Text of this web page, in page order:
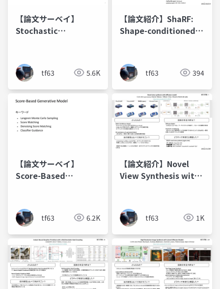
【論文サーベイ】
Stochastic
Diffusion Models
tf63 5.6K
【論文紹介】ShaRF:
Shape-conditioned
tf63 394
【論文サーベイ】
Score-Based
tf63 6.2K
【論文紹介】Novel
View Synthesis with
tf63 1K